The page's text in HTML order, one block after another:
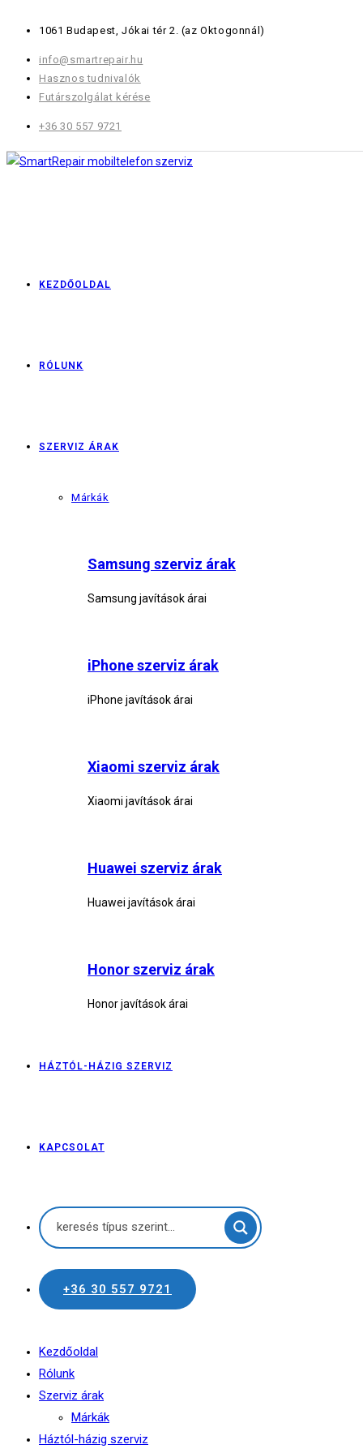
content
1061 Budapest, Jókai tér 2. (az Oktogonnál)
info@smartrepair.hu
Hasznos tudnivalók
Futárszolgálat kérése
+36 30 557 9721
KEZDŐOLDAL
RÓLUNK
SZERVIZ ÁRAK
Márkák
Samsung szerviz árak
Samsung javítások árai
iPhone szerviz árak
iPhone javítások árai
Xiaomi szerviz árak
Xiaomi javítások árai
Huawei szerviz árak
Huawei javítások árai
Honor szerviz árak
Honor javítások árai
HÁZTÓL-HÁZIG SZERVIZ
KAPCSOLAT
+36 30 557 9721
Kezdőoldal
Rólunk
Szerviz árak
Márkák
Háztól-házig szerviz